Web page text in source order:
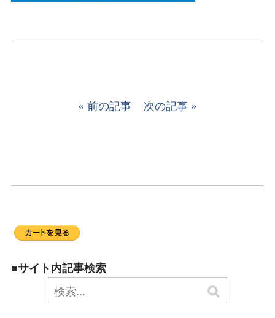
前の記事 次の記事
■サイト内記事検索